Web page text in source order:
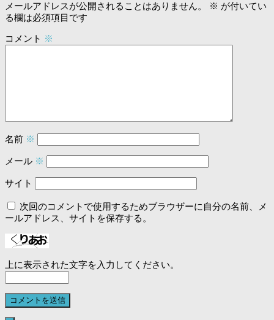
メールアドレスが公開されることはありません。 ※ が付いてい
る欄は必須項目です
コメント ※
名前 ※
メール ※
サイト
次回のコメントで使用するためブラウザーに自分の名前、メ
ールアドレス、サイトを保存する。
上に表示された文字を入力してください。